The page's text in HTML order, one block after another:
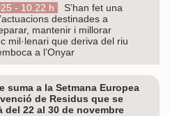
- 10.22 h
S’han fet una
destinades a
mantenir i millorar
mil·lenari que deriva del riu
a l’Onyar
suma a la Setmana Europea
de Residus que se
del 22 al 30 de novembre